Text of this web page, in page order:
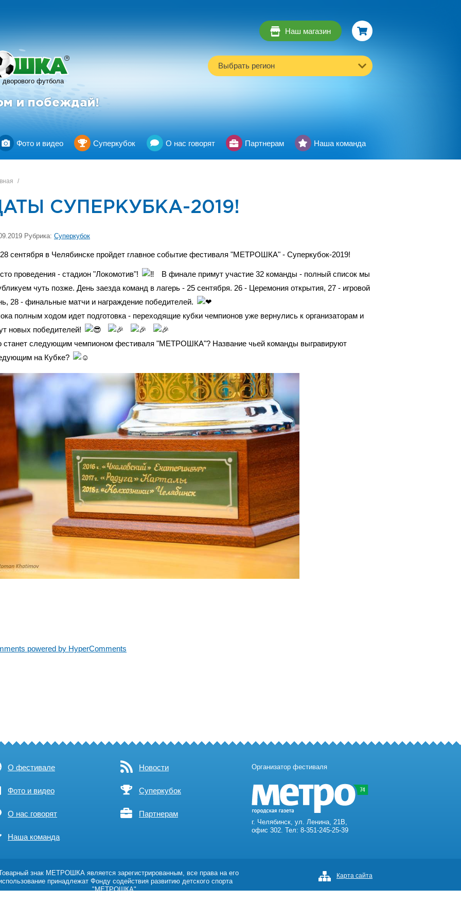
дворового футбола
R
и побеждай!
Наш магазин
Выбрать регион
Фото и видео Суперкубок О нас говорят Партнерам Наша команда
/
СУПЕРКУБКА-2019!
Рубрика: Суперкубок
сентября в Челябинске пройдет главное событие фестиваля "МЕТРОШКА" - Суперкубок-2019!
проведения - стадион "Локомотив"!
В финале примут участие 32 команды - полный список мы
чуть позже. День заезда команд в лагерь - 25 сентября. 26 - Церемония открытия, 27 - игровой
28 - финальные матчи и награждение победителей.
полным ходом идет подготовка - переходящие кубки чемпионов уже вернулись к организаторам и
новых победителей!
станет следующим чемпионом фестиваля "МЕТРОШКА"? Название чьей команды выгравируют
на Кубке?
powered by HyperComments
О фестивале Новости
Фото и видео Суперкубок
О нас говорят Партнерам
Наша команда
Организатор фестиваля
г. Челябинск, ул. Ленина, 21В,
офис 302. Тел: 8-351-245-25-39
знак МЕТРОШКА является зарегистрированным, все права на его
принадлежат Фонду содействия развитию детского спорта
"МЕТРОШКА".
Карта сайта